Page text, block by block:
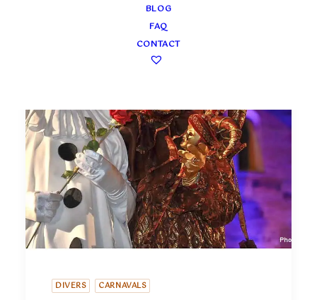
BLOG
FAQ
CONTACT
DIVERS CARNAVALS